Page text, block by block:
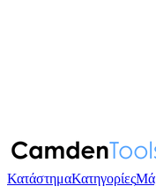
ΚατάστημαΚατηγορίες